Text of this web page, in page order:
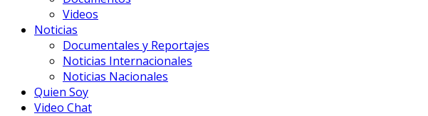
Videos
Noticias
Documentales y Reportajes
Noticias Internacionales
Noticias Nacionales
Quien Soy
Video Chat